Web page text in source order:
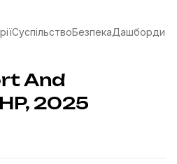
СуспільствоБезпекаДашборди
And
2025